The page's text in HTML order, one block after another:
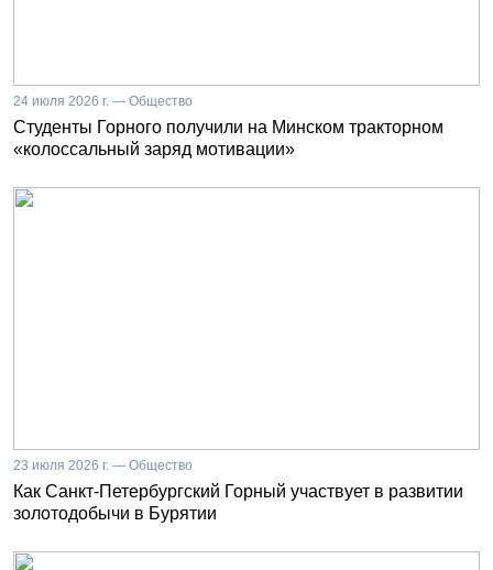
24 июля 2026 г. — Общество
Студенты Горного получили на Минском тракторном
«колоссальный заряд мотивации»
23 июля 2026 г. — Общество
Как Санкт-Петербургский Горный участвует в развитии
золотодобычи в Бурятии